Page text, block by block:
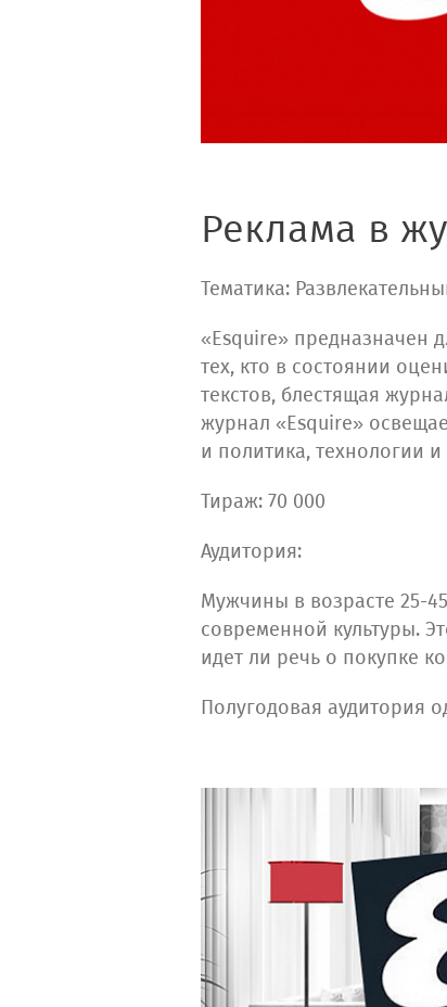
Реклама в
Тематика:
«Esquire» предназначен
тех, кто в состоянии
текстов, блестящая
журнал «Esquire»
и политика, технологии
Тираж: 70 000
Аудитория:
Мужчины в возрасте 25-
современной культуры.
идет ли речь о покупке
Полугодовая аудитория